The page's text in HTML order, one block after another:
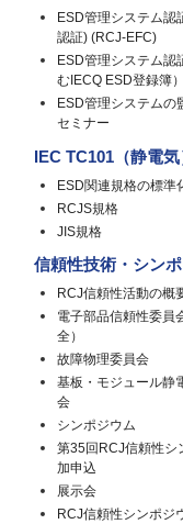
ESD管理システム認
認証) (RCJ-EFC)
ESD管理システム認
むIECQ ESD登録簿
ESD管理システムの
セミナー
IEC TC101（静電
ESD関連規格の標準
RCJS規格
JIS規格
信頼性技術・シン
RCJ信頼性活動の概
電子部品信頼性委員
全）
故障物理委員会
基板・モジュール静
会
シンポジウム
第35回RCJ信頼性シ
加申込
展示会
RCJ信頼性シンポジ